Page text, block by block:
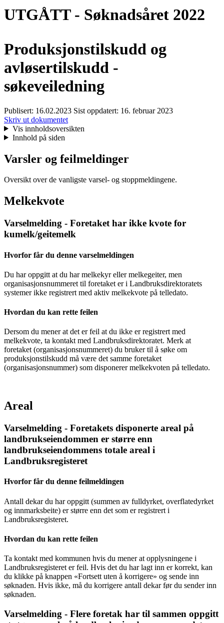
UTGÅTT - Søknadsåret 2022
Produksjonstilskudd og
avløsertilskudd -
søkeveiledning
Publisert: 16.02.2023 Sist oppdatert: 16. februar 2023
Skriv ut dokumentet
Vis innholdsoversikten
Innhold på siden
Varsler og feilmeldinger
Oversikt over de vanligste varsel- og stoppmeldingene.
Melkekvote
Varselmelding - Foretaket har ikke kvote for
kumelk/geitemelk
Hvorfor får du denne varselmeldingen
Du har oppgitt at du har melkekyr eller melkegeiter, men
organisasjonsnummeret til foretaket er i Landbruksdirektoratets
systemer ikke registrert med aktiv melkekvote på telledato.
Hvordan du kan rette feilen
Dersom du mener at det er feil at du ikke er registrert med
melkekvote, ta kontakt med Landbruksdirektoratet. Merk at
foretaket (organisasjonsnummeret) du bruker til å søke om
produksjonstilskudd må være det samme foretaket
(organisasjonsnummer) som disponerer melkekvoten på telledato.
Areal
Varselmelding - Foretakets disponerte areal på
landbrukseiendommen er større enn
landbrukseiendommens totale areal i
Landbruksregisteret
Hvorfor får du denne feilmeldingen
Antall dekar du har oppgitt (summen av fulldyrket, overflatedyrket
og innmarksbeite) er større enn det som er registrert i
Landbruksregisteret.
Hvordan du kan rette feilen
Ta kontakt med kommunen hvis du mener at opplysningene i
Landbruksregisteret er feil. Hvis det du har lagt inn er korrekt, kan
du klikke på knappen «Fortsett uten å korrigere» og sende inn
søknaden. Hvis ikke, må du korrigere antall dekar før du sender inn
søknaden.
Varselmelding - Flere foretak har til sammen oppgitt